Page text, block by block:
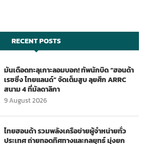
RECENT POSTS
มันเดือดทะลุเกาะลอมบอก! ทัพนักบิด “ฮอนด้า
เรซซิ่ง ไทยแลนด์” จัดเต็มสูบ ลุยศึก ARRC
สนาม 4 ที่มัลดาลิกา
9 August 2026
ไทยฮอนด้า รวมพลังเครือข่ายผู้จำหน่ายทั่ว
ประเทศ ถ่ายทอดทิศทางและกลยุทธ์ มุ่งยก